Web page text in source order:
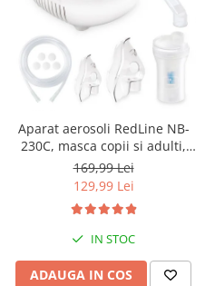
Aparat aerosoli RedLine NB-
230C, masca copii si adulti,
particule 3 microni,
nebulizator inhalator cu
compresor
169,99 Lei
129,99 Lei
IN STOC
ADAUGA IN COS